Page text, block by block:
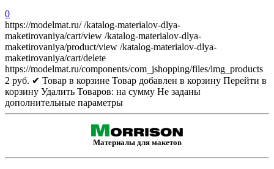
0
https://modelmat.ru/ /katalog-materialov-dlya-
maketirovaniya/cart/view /katalog-materialov-dlya-
maketirovaniya/product/view /katalog-materialov-dlya-
maketirovaniya/cart/delete
https://modelmat.ru/components/com_jshopping/files/img_products
2 руб. ✔ Товар в корзине Товар добавлен в корзину Перейти в
корзину Удалить Товаров: на сумму Не заданы
дополнительные параметры
Материалы для макетов